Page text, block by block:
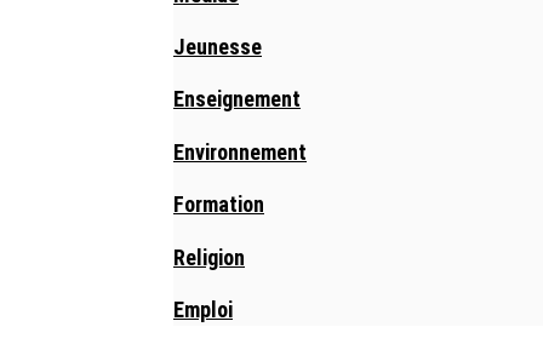
Jeunesse
Enseignement
Environnement
Formation
Religion
Emploi